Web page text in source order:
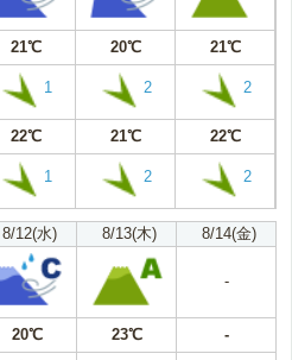
21℃ 20℃ 21℃
1 2 2
22℃ 21℃ 22℃
1 2 2
8/12(水) 8/13(木) 8/14(金)
-
20℃ 23℃ -